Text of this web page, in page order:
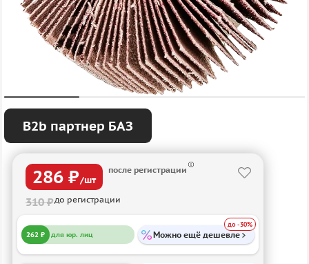
B2b партнер БАЗ
286 ₽/шт
после регистрации
310 ₽до регистрации
262 ₽ для юр. лиц Можно ещё дешевле
до -30%